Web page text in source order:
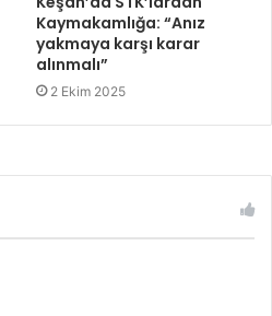
Kaymakamlığa: “Anız
yakmaya karşı karar
alınmalı”
2 Ekim 2025